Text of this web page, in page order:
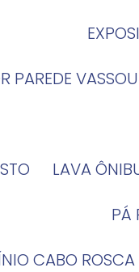
PAREDE
LAVA
CABO